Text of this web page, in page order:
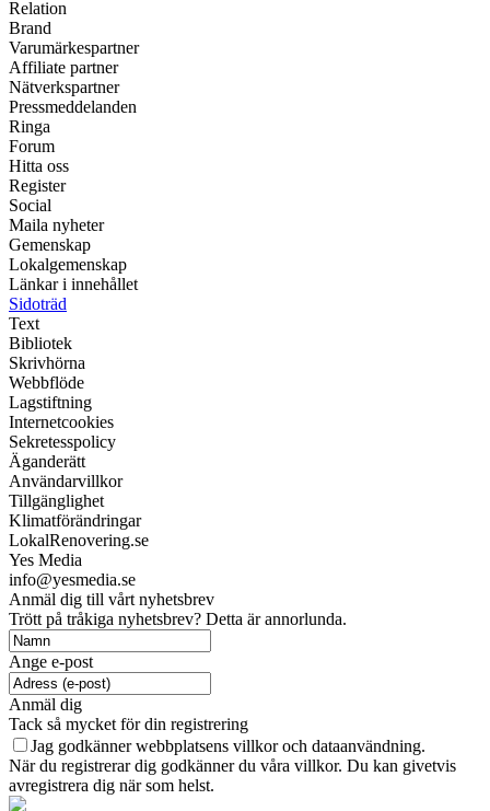
Relation
Brand
Varumärkespartner
Affiliate partner
Nätverkspartner
Pressmeddelanden
Ringa
Forum
Hitta oss
Register
Social
Maila nyheter
Gemenskap
Lokalgemenskap
Länkar i innehållet
Sidoträd
Text
Bibliotek
Skrivhörna
Webbflöde
Lagstiftning
Internetcookies
Sekretesspolicy
Äganderätt
Användarvillkor
Tillgänglighet
Klimatförändringar
LokalRenovering.se
Yes Media
info@yesmedia.se
Anmäl dig till vårt nyhetsbrev
Trött på tråkiga nyhetsbrev? Detta är annorlunda.
Ange e-post
Anmäl dig
Tack så mycket för din registrering
Jag godkänner webbplatsens villkor och dataanvändning.
När du registrerar dig godkänner du våra villkor. Du kan givetvis
avregistrera dig när som helst.